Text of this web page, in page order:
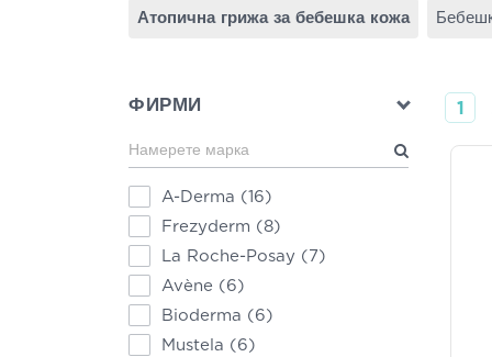
Атопична грижа за бебешка кожа
ФИРМИ
A-Derma (16)
Frezyderm (8)
La Roche-Posay (7)
Avène (6)
Bioderma (6)
Mustela (6)
1